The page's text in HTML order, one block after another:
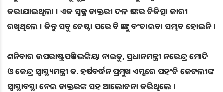
କରାଯାଇଥିଲା । ଏକ ସ୍ୱତନ୍ତ୍ର ଡାକ୍ତରୀ ଦଳ ତାଙ୍କର ଚିକିତ୍ସା ଜାରୀ
ରଖିଥିଲେ । କିନ୍ତୁ ସବୁ ଚେଷ୍ଟା ପରେ ବି ତାଙ୍କୁ ବଂଚାଇବା ସମ୍ଭବ ହୋଇନି ।
ଶନିବାର ଉପରାଷ୍ଟ୍ରପତି ଭେଙ୍କିୟା ନାଇଡୁ, ପ୍ରଧାନମନ୍ତ୍ରୀ ନରେନ୍ଦ୍ର ମୋଦି
ଓ କେନ୍ଦ୍ର ସ୍ୱାସ୍ଥ୍ୟମନ୍ତ୍ରୀ ଡ. ହର୍ଷବର୍ଦ୍ଧନ ପ୍ରମୁଖ ଏମ୍ସରେ ପହଂଚି ଜେଟଲୀଙ୍କ
ସ୍ୱାସ୍ଥାବସ୍ଥା ନେଇ ଡାକ୍ତରଙ୍କ ସହ ଆଲୋଚନା କରିଥିଲେ ।